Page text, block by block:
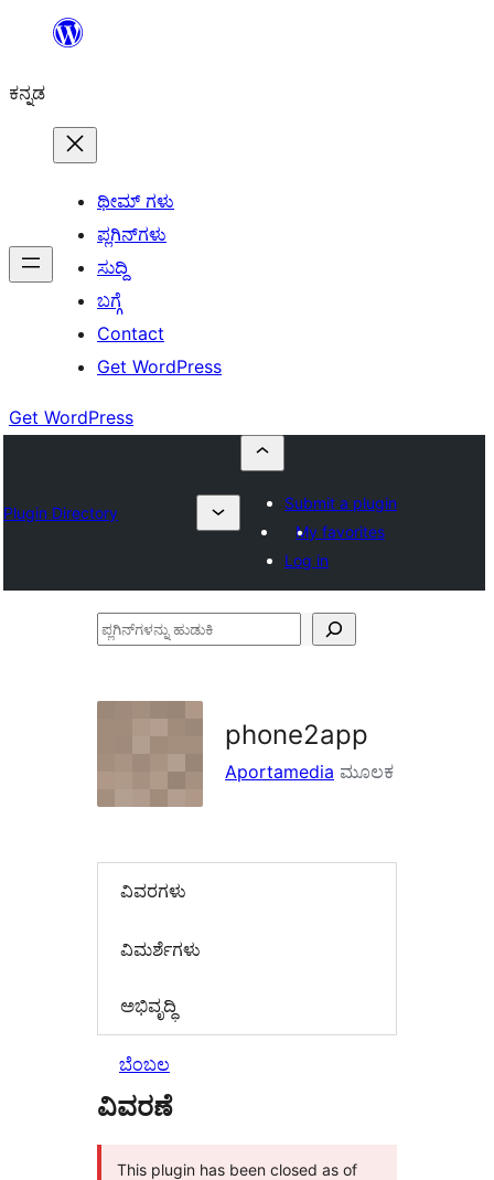
ವಿಷಯಕ್ಕೆ
ಕನ್ನಡ
ಥೀಮ್ ಗಳು
ಪ್ಲಗಿನ್‌ಗಳು
ಸುದ್ದಿ
ಬಗ್ಗೆ
Contact
Get WordPress
Get WordPress
Plugin Directory
Submit a plugin
My favorites
Log in
ಪ್ಲಗಿನ್‌ಗಳನ್ನು
phone2app
Aportamedia ಮೂಲಕ
ವಿವರಗಳು
‍ವಿಮರ್ಶೆಗಳು‍
ಅಭಿವೃದ್ಧಿ
ಬೆಂಬಲ
ವಿವರಣೆ
This plugin has been closed as of